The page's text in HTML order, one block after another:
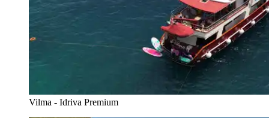
Vilma - Idriva Premium